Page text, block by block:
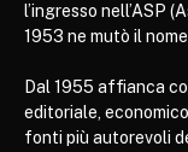
l’ingresso nell’ASP
1953 ne mutò il
Dal 1955 affianca
editoriale,
fonti più autorevoli